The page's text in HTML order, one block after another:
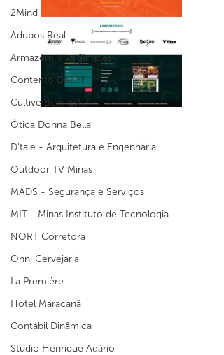
2Mind
Adubos Real
Armazém Viva Simples
Contento Decor
Cultive Bem Estar
Ótica Donna Bella
D'tale - Arquitetura e Engenharia
Outdoor TV Minas
MADS - Segurança e Serviços
MIT - Minas Instituto de Tecnologia
NORT Corretora
Onni Cervejaria
La Première
Hotel Maracanã
Contábil Dinâmica
Studio Henrique Adário